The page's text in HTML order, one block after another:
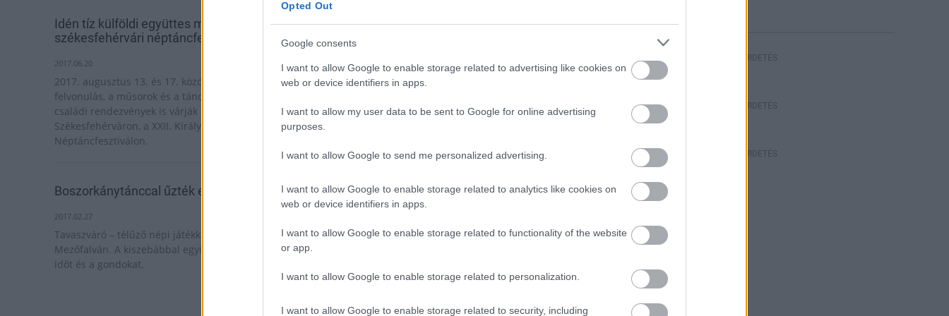
Opted Out
Google consents
I want to allow Google to enable storage related to advertising like cookies on
web or device identifiers in apps.
I want to allow my user data to be sent to Google for online advertising
purposes.
I want to allow Google to send me personalized advertising.
I want to allow Google to enable storage related to analytics like cookies on
web or device identifiers in apps.
I want to allow Google to enable storage related to functionality of the website
or app.
I want to allow Google to enable storage related to personalization.
I want to allow Google to enable storage related to security, including
Idén tíz külföldi együttes mutatkozik be a
székesfehérvári néptáncfesztiválon
2017.06.20
2017. augusztus 13. és 17. között a hagyományos
felvonulás, a műsorok és a táncestek mellett színes
családi rendezvények is várják a közönséget
Székesfehérváron, a XXII. Királyi Napok Nemzetközi
Néptáncfesztiválon.
Boszorkánytánccal űzték el a telet Mezőfalván
2017.02.27
Tavaszváró – télűző népi játékkal búcsúztatták a telet
Mezőfalván. A kiszebábbal együtt tűzre vetették a rossz
időt és a gondokat.
hagyományos és népszerű programsorozata: a A Nyári
2017.03.13
megrendezése Mezőfalván, melyen idén több mint
Kiseprűzik a telet! – Jön a fehérvári
HIRDETÉS
HIRDETÉS
HIRDETÉS